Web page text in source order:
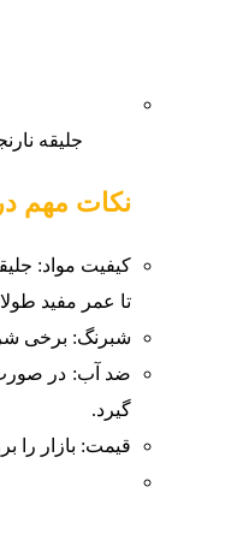
جلیقه
نکات مهم
کیفیت مواد:
تا عمر مفید
شبرنگ: برخی
ضد آب: در صورت
گیرد.
قیمت: بازار را